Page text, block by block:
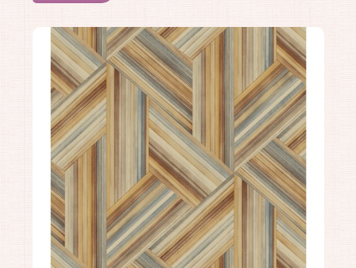
Коллекция:Living with Art
Длина рулона: 8.23
Ширина рулона:0.68
Материал покрытия:Акриловое
Страна:США
Материал основы:
Бумага
Раппорт:53